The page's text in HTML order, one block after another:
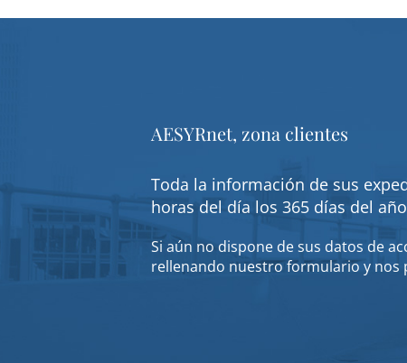
AESYRnet, zona clientes
Toda la información de sus
horas del día los 365 días del año
Si aún no dispone de sus datos de
rellenando nuestro formulario y nos